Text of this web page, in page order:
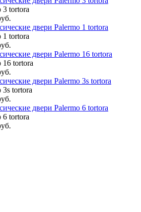
3 tortora
1 tortora
16 tortora
3s tortora
6 tortora